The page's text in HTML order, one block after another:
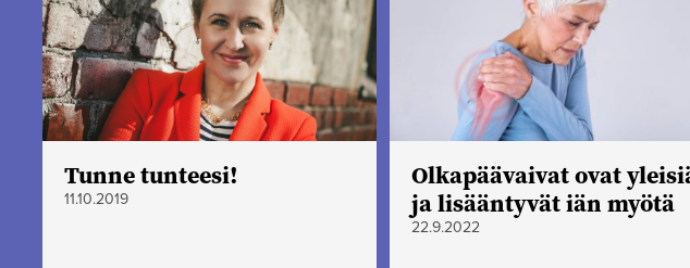
Tunne tunteesi!
11.10.2019
Olkapäävaivat ovat
ja lisääntyvät iän myötä
22.9.2022